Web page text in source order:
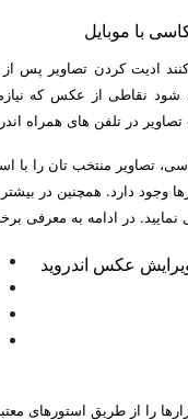
با موبایل
ادیت کردن تصاویر پس
نقاطی از عکس که
در تلفن های همراه
وجود دارد. همچنین در
نمایید. در ادامه به معرفی
عکس اندروید
را از طریق استورهای